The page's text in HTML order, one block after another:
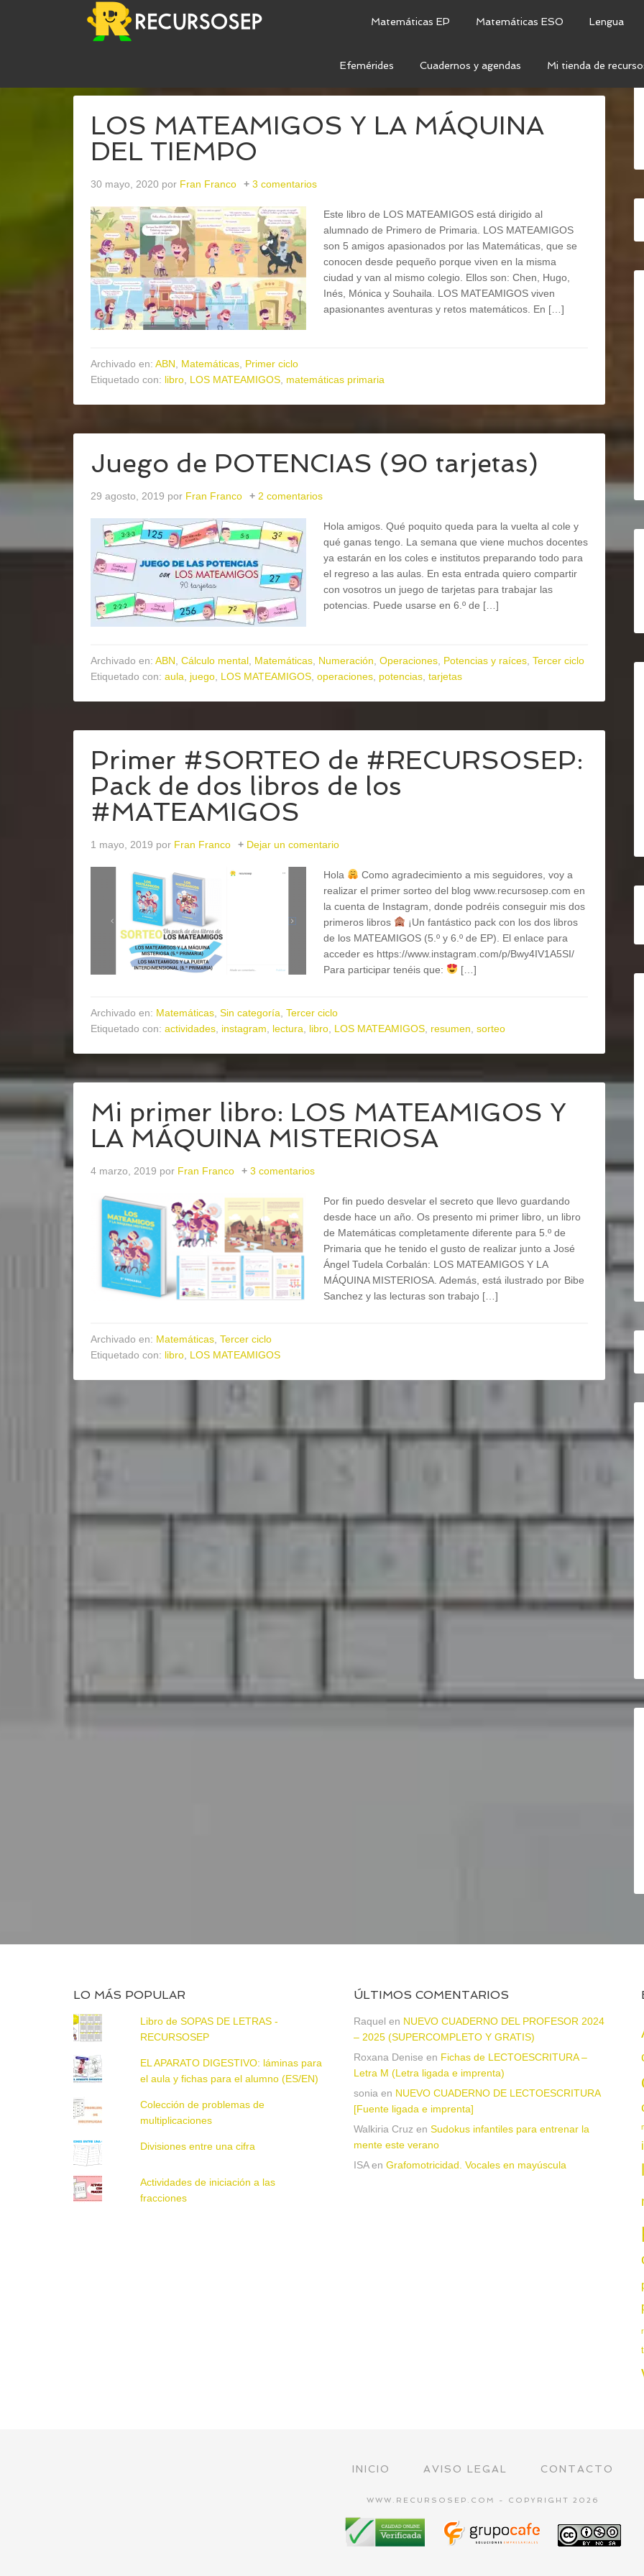
Matemáticas EP Matemáticas ESO Lengua
Efemérides Cuadernos y agendas Mi tienda de
LOS MATEAMIGOS Y LA MÁQUINA
DEL TIEMPO
30 mayo, 2020 por Fran Franco 3 comentarios
Este libro de LOS MATEAMIGOS está dirigido al
alumnado de Primero de Primaria. LOS MATEAMIGOS
son 5 amigos apasionados por las Matemáticas, que se
conocen desde pequeño porque viven en la misma
ciudad y van al mismo colegio. Ellos son: Chen, Hugo,
Inés, Mónica y Souhaila. LOS MATEAMIGOS viven
apasionantes aventuras y retos matemáticos. En […]
Archivado en: ABN Matemáticas Primer ciclo
Etiquetado con: libro LOS MATEAMIGOS matemáticas primaria
Juego de POTENCIAS (90 tarjetas)
29 agosto, 2019 por Fran Franco 2 comentarios
Hola amigos. Qué poquito queda para la vuelta al cole y
qué ganas tengo. La semana que viene muchos docentes
ya estarán en los coles e institutos preparando todo para
el regreso a las aulas. En esta entrada quiero compartir
con vosotros un juego de tarjetas para trabajar las
potencias. Puede usarse en 6.º de […]
Archivado en: ABN Cálculo mental Matemáticas Numeración Operaciones Potencias y raíces Tercer ciclo
Etiquetado con: aula juego LOS MATEAMIGOS operaciones potencias tarjetas
Primer #SORTEO de #RECURSOSEP:
Pack de dos libros de los
#MATEAMIGOS
1 mayo, 2019 por Fran Franco Dejar un comentario
Hola
Como agradecimiento a mis seguidores, voy a
realizar el primer sorteo del blog www.recursosep.com en
la cuenta de Instagram, donde podréis conseguir mis dos
primeros libros
¡Un fantástico pack con los dos libros
de los MATEAMIGOS (5.º y 6.º de EP). El enlace para
acceder es https://www.instagram.com/p/Bwy4IV1A5SI/
Para participar tenéis que:
[…]
Archivado en: Matemáticas Sin categoría Tercer ciclo
Etiquetado con: actividades instagram lectura libro LOS MATEAMIGOS resumen sorteo
Mi primer libro: LOS MATEAMIGOS Y
LA MÁQUINA MISTERIOSA
4 marzo, 2019 por Fran Franco 3 comentarios
Por fin puedo desvelar el secreto que llevo guardando
desde hace un año. Os presento mi primer libro, un libro
de Matemáticas completamente diferente para 5.º de
Primaria que he tenido el gusto de realizar junto a José
Ángel Tudela Corbalán: LOS MATEAMIGOS Y LA
MÁQUINA MISTERIOSA. Además, está ilustrado por Bibe
Sanchez y las lecturas son trabajo […]
Archivado en: Matemáticas Tercer ciclo
Etiquetado con: libro LOS MATEAMIGOS
LO MÁS POPULAR
Libro de SOPAS DE LETRAS -
RECURSOSEP
EL APARATO DIGESTIVO: láminas para
el aula y fichas para el alumno (ES/EN)
Colección de problemas de
multiplicaciones
Divisiones entre una cifra
Actividades de iniciación a las
fracciones
ÚLTIMOS COMENTARIOS
Raquel en NUEVO CUADERNO DEL PROFESOR 2024
– 2025 (SUPERCOMPLETO Y GRATIS)
Roxana Denise en Fichas de LECTOESCRITURA –
Letra M (Letra ligada e imprenta)
sonia en NUEVO CUADERNO DE LECTOESCRITURA
[Fuente ligada e imprenta]
Walkiria Cruz en Sudokus infantiles para entrenar la
mente este verano
ISAen Grafomotricidad. Vocales en mayúscula
INICIO AVISO LEGAL CONTACTO
WWW.RECURSOSEP.COM - COPYRIGHT 2026